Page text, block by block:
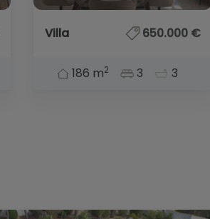
Villa 650.000 €
186 m2 3 3